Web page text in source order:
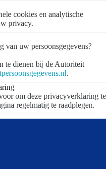
cookies en analytische
privacy.
van uw persoonsgegevens?
te dienen bij de Autoriteit
.
om deze privacyverklaring te
regelmatig te raadplegen.